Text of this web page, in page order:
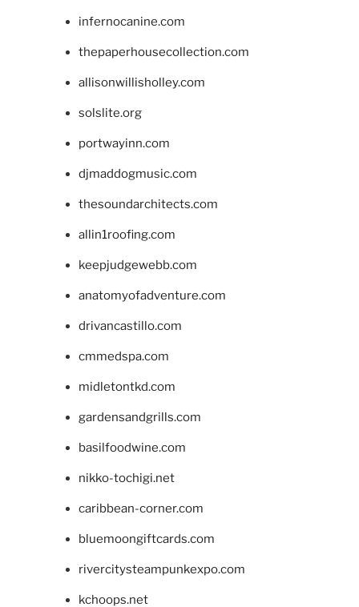
infernocanine.com
thepaperhousecollection.com
allisonwillisholley.com
solslite.org
portwayinn.com
djmaddogmusic.com
thesoundarchitects.com
allin1roofing.com
keepjudgewebb.com
anatomyofadventure.com
drivancastillo.com
cmmedspa.com
midletontkd.com
gardensandgrills.com
basilfoodwine.com
nikko-tochigi.net
caribbean-corner.com
bluemoongiftcards.com
rivercitysteampunkexpo.com
kchoops.net